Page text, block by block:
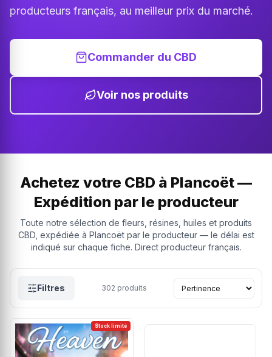
producteurs français, au meilleur prix du marché.
Commander du CBD
Voir nos produits
Achetez votre CBD à Plancoët —
Expédition par le producteur
Toute notre sélection de fleurs, résines, huiles et produits
CBD, expédiée à Plancoët par le producteur — le délai est
indiqué sur chaque fiche. Direct producteur français.
Filtres 302 produits
Stock limité